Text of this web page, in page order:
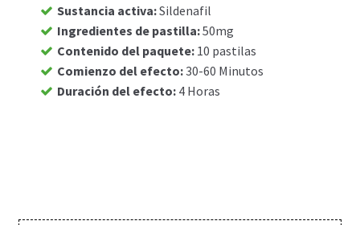
Carrito
Condiciones
Sustancia activa:Sildenafil
Ingredientes de pastilla:50mg
Contenido del paquete: 10 pastilas
Comienzo del efecto:30-60 Minutos
Duración del efecto: 4 Horas